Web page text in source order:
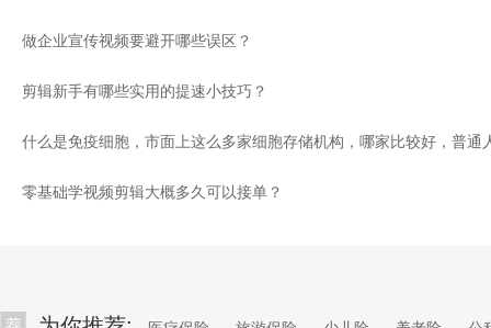
做企业宣传视频要避开哪些误区？
剪辑新手有哪些实用的提速小技巧？
零基础学视频剪辑大概多久可以接单？